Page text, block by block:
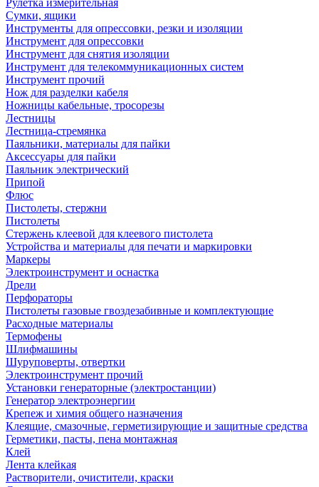
Рулетка измерительная
Сумки, ящики
Инструменты для опрессовки, резки и изоляции
Инструмент для опрессовки
Инструмент для снятия изоляции
Инструмент для телекоммуникационных систем
Инструмент прочий
Нож для разделки кабеля
Ножницы кабельные, тросорезы
Лестницы
Лестница-стремянка
Паяльники, материалы для пайки
Аксессуары для пайки
Паяльник электрический
Припой
Флюс
Пистолеты, стержни
Пистолеты
Стержень клеевой для клеевого пистолета
Устройства и материалы для печати и маркировки
Маркеры
Электроинструмент и оснастка
Дрели
Перфораторы
Пистолеты газовые гвоздезабивные и комплектующие
Расходные материалы
Термофены
Шлифмашины
Шуруповерты, отвертки
Электроинструмент прочий
Установки генераторные (электростанции)
Генератор электроэнергии
Крепеж и химия общего назначения
Клеящие, смазочные, герметизирующие и защитные средства
Герметики, пасты, пена монтажная
Клей
Лента клейкая
Растворители, очистители, краски